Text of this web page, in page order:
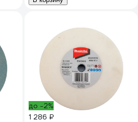
до -2%
1 286 ₽